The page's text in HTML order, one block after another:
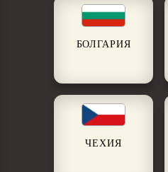
БОЛГАРИЯ
ЧЕХИЯ